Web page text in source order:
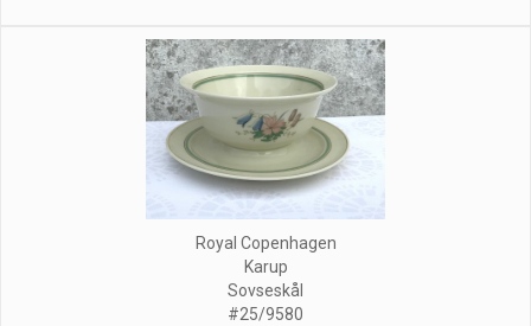
Royal Copenhagen
Karup
Sovseskål
#25/9580